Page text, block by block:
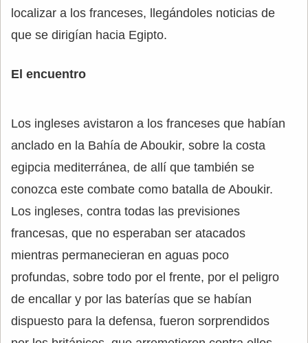
localizar a los franceses, llegándoles noticias de
que se dirigían hacia Egipto.
El encuentro
Los ingleses avistaron a los franceses que habían
anclado en la Bahía de Aboukir, sobre la costa
egipcia mediterránea, de allí que también se
conozca este combate como batalla de Aboukir.
Los ingleses, contra todas las previsiones
francesas, que no esperaban ser atacados
mientras permanecieran en aguas poco
profundas, sobre todo por el frente, por el peligro
de encallar y por las baterías que se habían
dispuesto para la defensa, fueron sorprendidos